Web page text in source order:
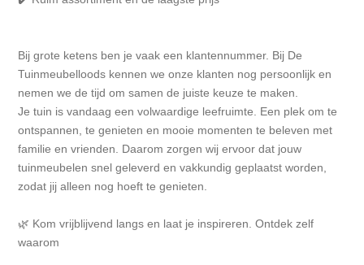
Bij grote ketens ben je vaak een klantennummer. Bij De
Tuinmeubelloods kennen we onze klanten nog persoonlijk en
nemen we de tijd om samen de juiste keuze te maken.
Je tuin is vandaag een volwaardige leefruimte. Een plek om te
ontspannen, te genieten en mooie momenten te beleven met
familie en vrienden. Daarom zorgen wij ervoor dat jouw
tuinmeubelen snel geleverd en vakkundig geplaatst worden,
zodat jij alleen nog hoeft te genieten.
🌿 Kom vrijblijvend langs en laat je inspireren. Ontdek zelf
waarom